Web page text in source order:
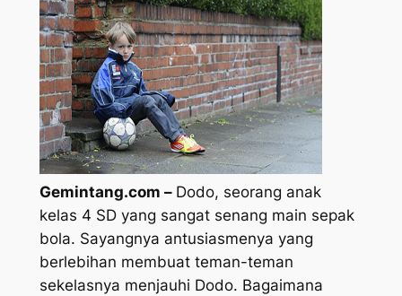
Gemintang.com – Dodo, seorang anak
kelas 4 SD yang sangat senang main sepak
bola. Sayangnya antusiasmenya yang
berlebihan membuat teman-teman
sekelasnya menjauhi Dodo. Bagaimana